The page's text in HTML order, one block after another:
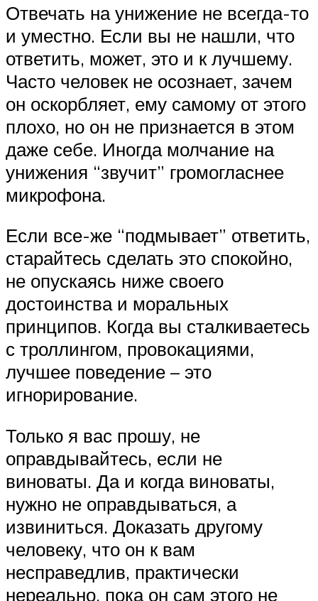
Отвечать на унижение не всегда-то
и уместно. Если вы не нашли, что
ответить, может, это и к лучшему.
Часто человек не осознает, зачем
он оскорбляет, ему самому от этого
плохо, но он не признается в этом
даже себе. Иногда молчание на
унижения “звучит” громогласнее
микрофона.
Если все-же “подмывает” ответить,
старайтесь сделать это спокойно,
не опускаясь ниже своего
достоинства и моральных
принципов. Когда вы сталкиваетесь
с троллингом, провокациями,
лучшее поведение – это
игнорирование.
Только я вас прошу, не
оправдывайтесь, если не
виноваты. Да и когда виноваты,
нужно не оправдываться, а
извиниться. Доказать другому
человеку, что он к вам
несправедлив, практически
нереально, пока он сам этого не